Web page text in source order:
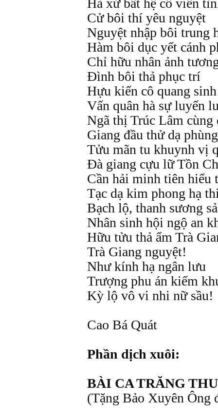
Hà xứ bất hệ cố viên
Cử bôi thí yêu nguyệt
Nguyệt nhập bôi trung
Hàm bôi dục yết cánh
Chỉ hữu nhân ảnh
Đình bôi thả phục trí
Hựu kiến cô quang sinh
Vấn quân hà sự luyến
Ngã thị Trúc Lâm
Giang đầu thử dạ
Tửu mãn tu khuynh vị
Đà giang cựu lữ Tồn
Cần hải minh tiên hiểu
Tạc dạ kim phong hạ
Bạch lộ, thanh sương
Nhân sinh hội ngộ an
Hữu tửu thả ẩm Trà
Trà Giang nguyệt!
Như kính hạ ngân lưu
Trượng phu án kiếm
Kỳ lộ vô vi nhi nữ sầu!
Cao Bá Quát
Phần dịch xuôi:
BÀI CA TRĂNG
(Tặng Bảo Xuyên Ông